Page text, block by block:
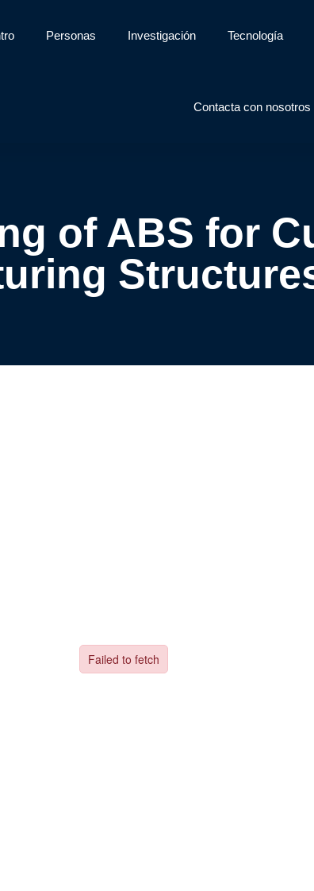
Personas Investigación Tecnología
Contacta con nosotros
of ABS for